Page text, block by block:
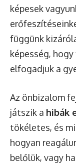
képesek
függünk
képesség, hogy
elfogadjuk a
Az önbizalom
játszik a hibák
tökéletes, és
hogyan
belőlük, vagy